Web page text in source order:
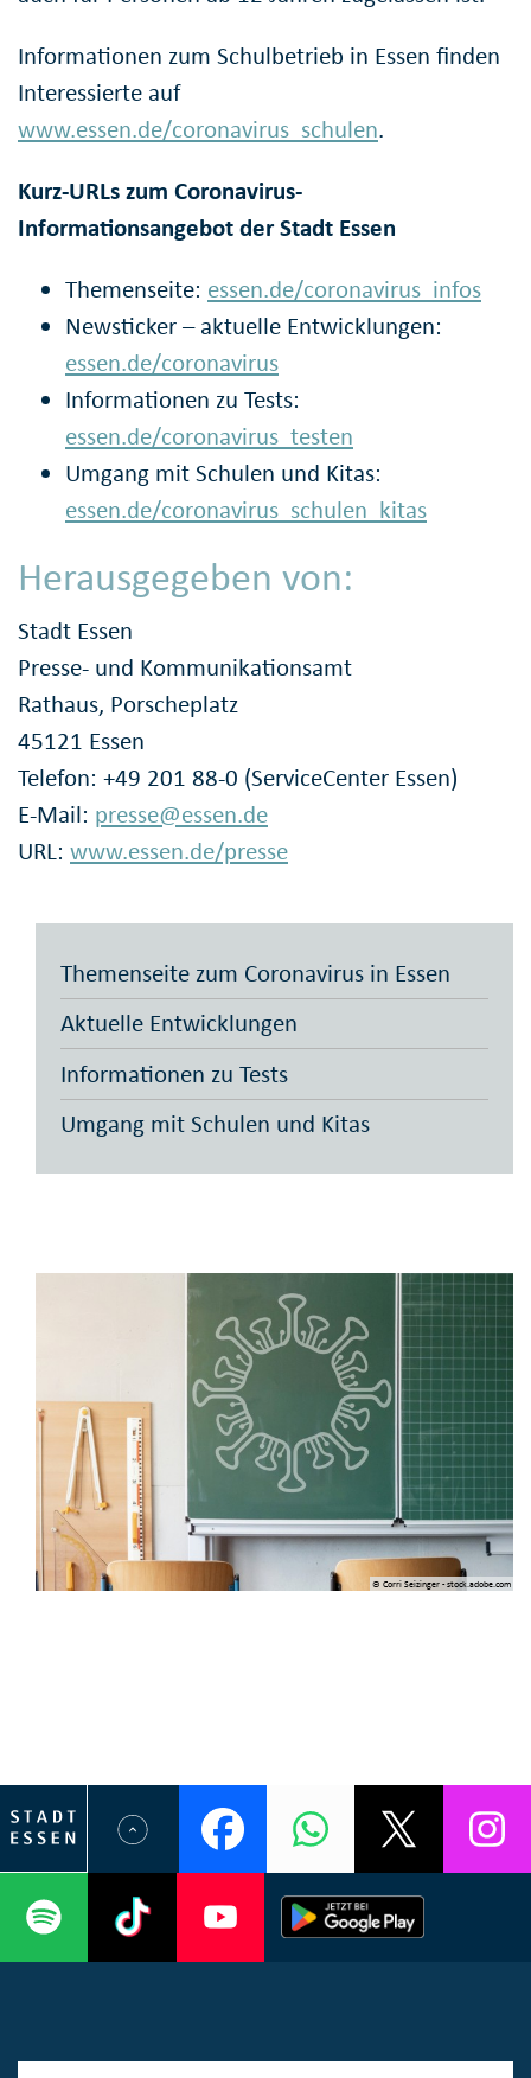
Informationen zum Schulbetrieb in Essen finden
Interessierte auf
www.essen.de/coronavirus_schulen.
Kurz-URLs zum Coronavirus-
Informationsangebot der Stadt Essen
Themenseite: essen.de/coronavirus_infos
Newsticker – aktuelle Entwicklungen:
essen.de/coronavirus
Informationen zu Tests:
essen.de/coronavirus_testen
Umgang mit Schulen und Kitas:
essen.de/coronavirus_schulen_kitas
Herausgegeben von:
Stadt Essen
Presse- und Kommunikationsamt
Rathaus, Porscheplatz
45121 Essen
Telefon: +49 201 88-0 (ServiceCenter Essen)
E-Mail: presse@essen.de
URL: www.essen.de/presse
Themenseite zum Coronavirus in Essen
Aktuelle Entwicklungen
Informationen zu Tests
Umgang mit Schulen und Kitas
© Corri Seizinger - stock.adobe.com